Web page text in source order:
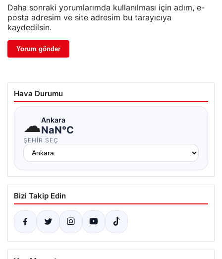
Daha sonraki yorumlarımda kullanılması için adım, e-
posta adresim ve site adresim bu tarayıcıya
kaydedilsin.
Hava Durumu
☁Ankara
NaN°C
ŞEHIR SEÇ
Bizi Takip Edin